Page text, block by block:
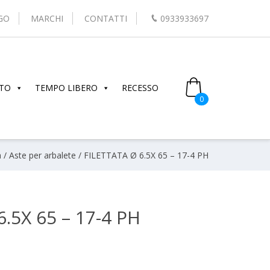
MARCHI CONTATTI 0933933697
TEMPO LIBERO RECESSO
0
/ Aste per arbalete / FILETTATA Ø 6.5X 65 – 17-4 PH
65 – 17-4 PH